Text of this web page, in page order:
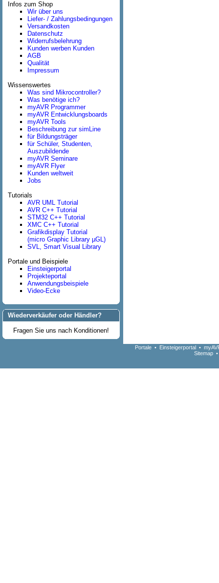
Infos zum Shop
Wir über uns
Liefer- / Zahlungsbedingungen
Versandkosten
Datenschutz
Widerrufsbelehrung
Kunden werben Kunden
AGB
Qualität
Impressum
Wissenswertes
Was sind Mikrocontroller?
Was benötige ich?
myAVR Programmer
myAVR Entwicklungsboards
myAVR Tools
Beschreibung zur simLine
für Bildungsträger
für Schüler, Studenten,
Auszubildende
myAVR Seminare
myAVR Flyer
Kunden weltweit
Jobs
Tutorials
AVR UML Tutorial
AVR C++ Tutorial
STM32 C++ Tutorial
XMC C++ Tutorial
Grafikdisplay Tutorial
(micro Graphic Library µGL)
SVL, Smart Visual Library
Portale und Beispiele
Einsteigerportal
Projekteportal
Anwendungsbeispiele
Video-Ecke
Wiederverkäufer oder Händler?
Fragen Sie uns nach Konditionen!
Portale • Einsteigerportal •
Sitemap